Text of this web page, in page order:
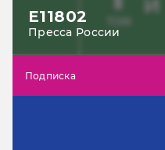
Е11802
Пресса России
Подписка